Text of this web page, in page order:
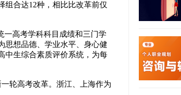
组合达12种，相比比改革前仅
一高考学科科目成绩和三门学
思想品德、学业水平、身心健
中生综合素质评价系统，为每
轮高考改革。浙江、上海作为